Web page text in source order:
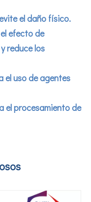
de antioxidantes y
el daño físico.
el efecto de
reduce los
el uso de agentes
el procesamiento de